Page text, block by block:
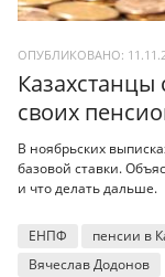
ОПУБЛИКОВАНО:
Казахстанцы
своих
В ноябрьских
базовой ставки.
и что делать дальше.
ЕНПФ пенсии в
Вячеслав Додонов